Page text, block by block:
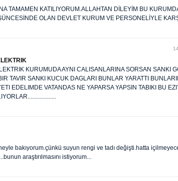
TAMAMEN KATILIYORUM.ALLAHTAN DİLEYİM BU
OLAN DEVLET KURUM VE PERSONELİYLE
KURUMUDA AYNI CALISANLARINA SORSAN SANKI
TAVIR SANKI KUCUK DAGLARI BUNLAR YARATTI
EDELIMDE VATANDAS NE YAPARSA YAPSIN TABIKI BU
bakıyorum.çünkü suyun rengi ve tadı değişti.hatta
araştırılmasını istiyorum...